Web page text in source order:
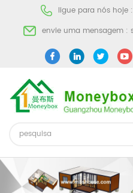
ligue para nós hoje :
envie uma mensagem :